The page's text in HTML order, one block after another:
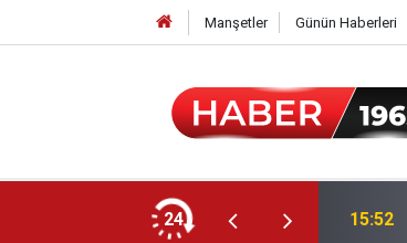
Manşetler Günün Haberleri
24 15:52